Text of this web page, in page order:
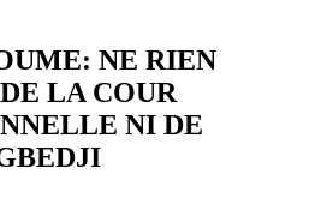
NE RIEN
LA COUR
NI DE